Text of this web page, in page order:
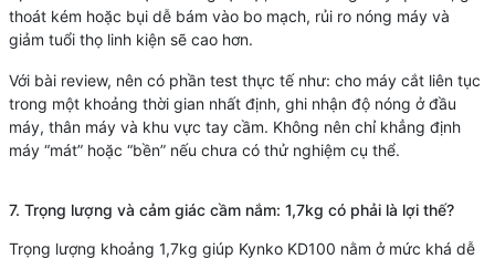
thoát kém hoặc bụi dễ bám vào bo mạch, rủi ro nóng máy và
giảm tuổi thọ linh kiện sẽ cao hơn.
Với bài review, nên có phần test thực tế như: cho máy cắt liên tục
trong một khoảng thời gian nhất định, ghi nhận độ nóng ở đầu
máy, thân máy và khu vực tay cầm. Không nên chỉ khẳng định
máy “mát” hoặc “bền” nếu chưa có thử nghiệm cụ thể.
7. Trọng lượng và cảm giác cầm nắm: 1,7kg có phải là lợi thế?
Trọng lượng khoảng 1,7kg giúp Kynko KD100 nằm ở mức khá dễ